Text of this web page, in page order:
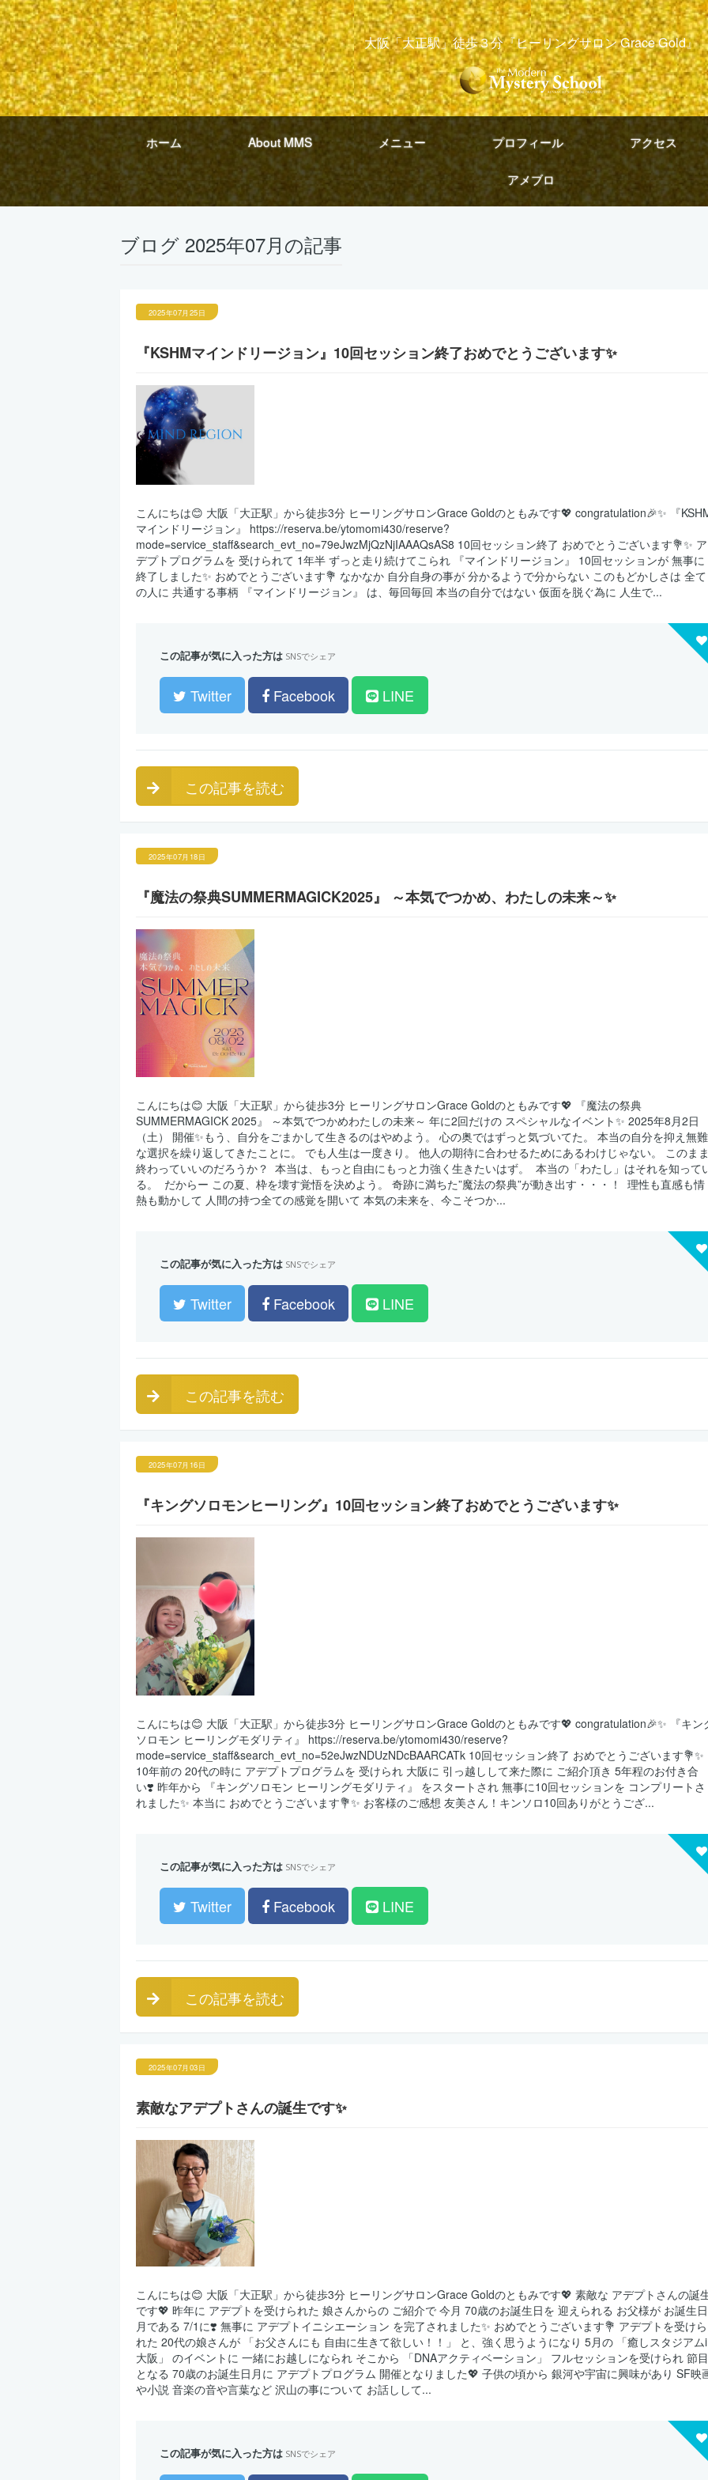
大阪「大正駅」徒歩３分『ヒーリングサロン Grace Gold』
ホーム About MMS メニュー プロフィール アクセス
アメブロ
ブログ 2025年07月の記事
2025年07月25日
『KSHMマインドリージョン』10回セッション終了おめでとうございます✨
こんにちは😊 大阪「大正駅」から徒歩3分 ヒーリングサロンGrace Goldのともみです💖 congratulation🎉✨ 『
マインドリージョン』 https://reserva.be/ytomomi430/reserve?
mode=service_staff&search_evt_no=79eJwzMjQzNjIAAAQsAS8 10回セッション終了 おめでとうございます💐✨ ア
デプトプログラムを 受けられて 1年半 ずっと走り続けてこられ 『マインドリージョン』 10回セッションが 無事に
終了しました✨ おめでとうございます💐 なかなか 自分自身の事が 分かるようで分からない このもどかしさは 全て
の人に 共通する事柄 『マインドリージョン』 は、毎回毎回 本当の自分ではない 仮面を脱ぐ為に 人生で...
この記事が気に入った方は SNSでシェア
Twitter Facebook LINE
この記事を読む
2025年07月18日
『魔法の祭典SUMMERMAGICK2025』 ～本気でつかめ、わたしの未来～✨
こんにちは😊 大阪「大正駅」から徒歩3分 ヒーリングサロンGrace Goldのともみです💖 『魔法の祭典
SUMMERMAGICK 2025』 ～本気でつかめわたしの未来～ 年に2回だけの スペシャルなイベント✨ 2025年8月2日
（土） 開催✨ ​ もう、自分をごまかして生きるのはやめよう。 心の奥ではずっと気づいてた。 本当の自分を抑え無難
な選択を繰り返してきたことに。 でも人生は一度きり。 他人の期待に合わせるためにあるわけじゃない。 このま
終わっていいのだろうか？ ⁡ 本当は、もっと自由にもっと力強く生きたいはず。 ⁡ 本当の「わたし」はそれを知って
る。 ⁡ だからー この夏、枠を壊す覚悟を決めよう。 奇跡に満ちた”魔法の祭典”が動き出す・・・！ ⁡ 理性も直感も情
熱も動かして 人間の持つ全ての感覚を開いて 本気の未来を、今こそつか...
この記事が気に入った方は SNSでシェア
Twitter Facebook LINE
この記事を読む
2025年07月16日
『キングソロモンヒーリング』10回セッション終了おめでとうございます✨
こんにちは😊 大阪「大正駅」から徒歩3分 ヒーリングサロンGrace Goldのともみです💖 congratulation🎉✨ 『キン
ソロモン ヒーリングモダリティ』 https://reserva.be/ytomomi430/reserve?
mode=service_staff&search_evt_no=52eJwzNDUzNDcBAARCATk 10回セッション終了 おめでとうございます💐✨
10年前の 20代の時に アデプトプログラムを 受けられ 大阪に 引っ越しして来た際に ご紹介頂き 5年程のお付き合
い❣️ 昨年から 『キングソロモン ヒーリングモダリティ』 をスタートされ 無事に10回セッションを コンプリートさ
れました✨ 本当に おめでとうございます💐✨ お客様のご感想 友美さん！キンソロ10回ありがとうござ...
この記事が気に入った方は SNSでシェア
Twitter Facebook LINE
この記事を読む
2025年07月03日
素敵なアデプトさんの誕生です✨
こんにちは😊 大阪「大正駅」から徒歩3分 ヒーリングサロンGrace Goldのともみです💖 素敵な アデプトさんの誕
です💖 昨年に アデプトを受けられた 娘さんからの ご紹介で 今月 70歳のお誕生日を 迎えられる お父様が お誕生日
月である 7/1に❣️ 無事に アデプトイニシエーション を完了されました✨ おめでとうございます💐 アデプトを受けら
れた 20代の娘さんが 「お父さんにも 自由に生きて欲しい！！」 と、強く思うようになり 5月の 「癒しスタジアム
大阪」 のイベントに 一緒にお越しになられ そこから 「DNAアクティベーション」 フルセッションを受けられ 節目
となる 70歳のお誕生日月に アデプトプログラム 開催となりました💖 子供の頃から 銀河や宇宙に興味があり SF映
や小説 音楽の音や言葉など 沢山の事について お話しして...
この記事が気に入った方は SNSでシェア